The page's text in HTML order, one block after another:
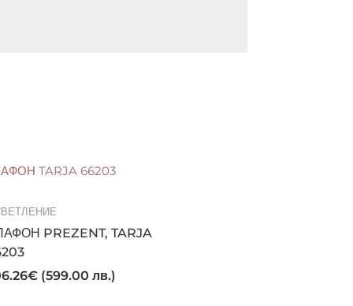
PREZENT, TARJA
€ (599.00 лв.)